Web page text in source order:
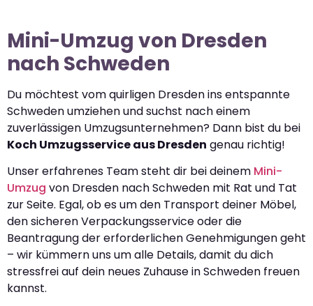
Mini-Umzug von Dresden
nach Schweden
Du möchtest vom quirligen Dresden ins entspannte
Schweden umziehen und suchst nach einem
zuverlässigen Umzugsunternehmen? Dann bist du bei
Koch Umzugsservice aus Dresden genau richtig!
Unser erfahrenes Team steht dir bei deinem Mini-
Umzug von Dresden nach Schweden mit Rat und Tat
zur Seite. Egal, ob es um den Transport deiner Möbel,
den sicheren Verpackungsservice oder die
Beantragung der erforderlichen Genehmigungen geht
– wir kümmern uns um alle Details, damit du dich
stressfrei auf dein neues Zuhause in Schweden freuen
kannst.